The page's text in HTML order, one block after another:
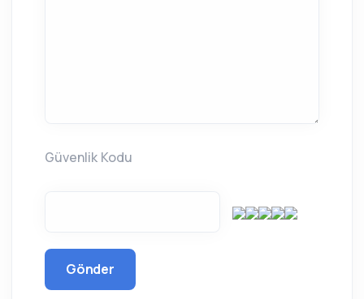
Güvenlik Kodu
Gönder